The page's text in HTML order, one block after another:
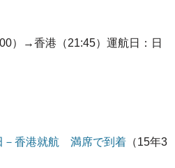
）→香港（21:45）運航日：日
－香港就航 満席で到着 （15年3